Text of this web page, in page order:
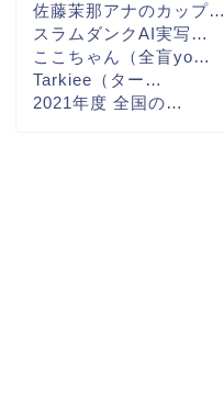
佐藤茉那アナのカップ…
スラムダンクAI実写…
ここちゃん（全盲yo…
Tarkiee（ター…
2021年度 全国の…